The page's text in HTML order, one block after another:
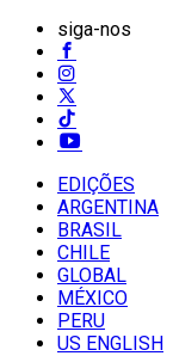
siga-nos
EDIÇÕES
ARGENTINA
BRASIL
CHILE
GLOBAL
MÉXICO
PERU
US ENGLISH